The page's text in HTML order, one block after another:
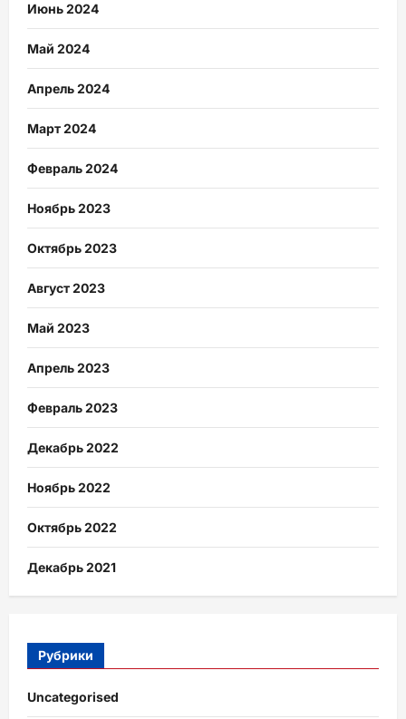
Июнь 2024
Май 2024
Апрель 2024
Март 2024
Февраль 2024
Ноябрь 2023
Октябрь 2023
Август 2023
Май 2023
Апрель 2023
Февраль 2023
Декабрь 2022
Ноябрь 2022
Октябрь 2022
Декабрь 2021
Рубрики
Uncategorised